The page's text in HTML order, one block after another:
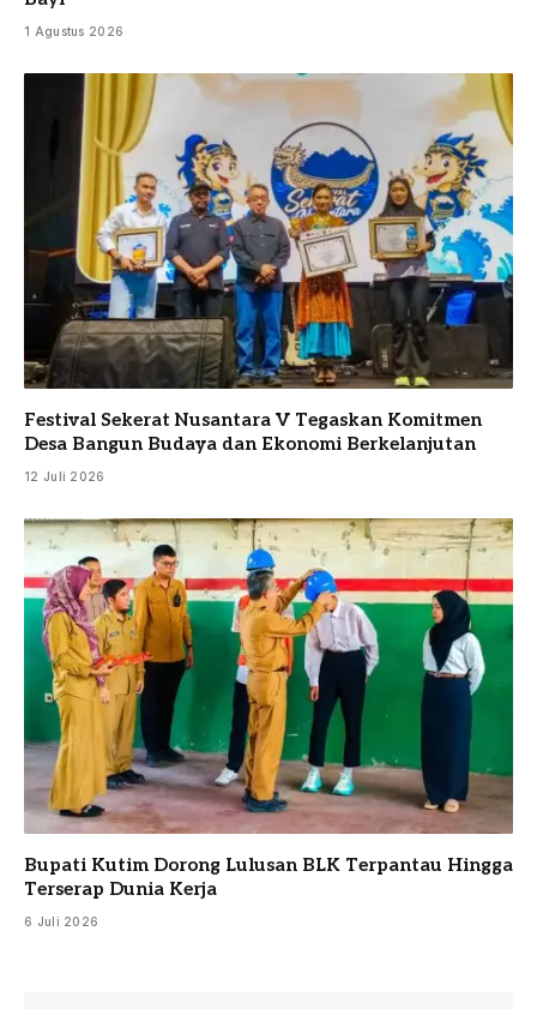
1 Agustus 2026
Festival Sekerat Nusantara V Tegaskan Komitmen
Desa Bangun Budaya dan Ekonomi Berkelanjutan
12 Juli 2026
Bupati Kutim Dorong Lulusan BLK Terpantau Hingga
Terserap Dunia Kerja
6 Juli 2026